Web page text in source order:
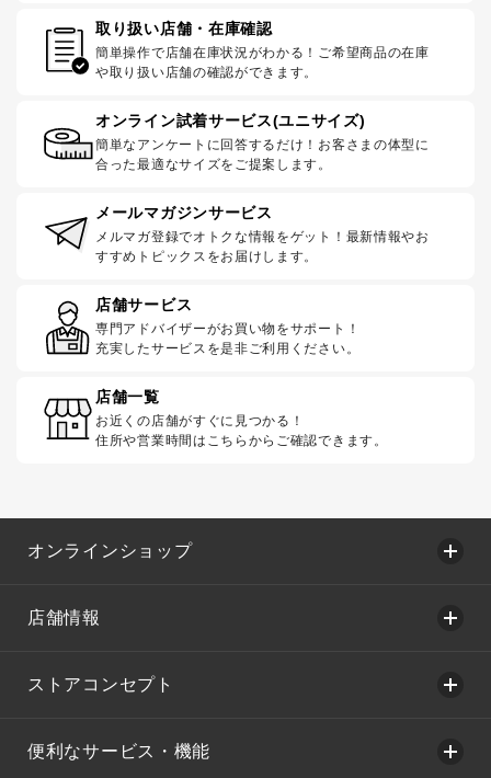
取り扱い店舗・在庫確認
簡単操作で店舗在庫状況がわかる！ご希望商品の在庫
や取り扱い店舗の確認ができます。
オンライン試着サービス(ユニサイズ)
簡単なアンケートに回答するだけ！お客さまの体型に
合った最適なサイズをご提案します。
メールマガジンサービス
メルマガ登録でオトクな情報をゲット！最新情報やお
すすめトピックスをお届けします。
店舗サービス
専門アドバイザーがお買い物をサポート！
充実したサービスを是非ご利用ください。
店舗一覧
お近くの店舗がすぐに見つかる！
住所や営業時間はこちらからご確認できます。
オンラインショップ
店舗情報
ストアコンセプト
便利なサービス・機能